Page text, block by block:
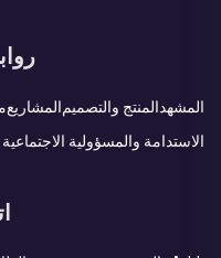
المشهدالمنتج والتصميمالمشاريع
الاستدامة والمسؤولية